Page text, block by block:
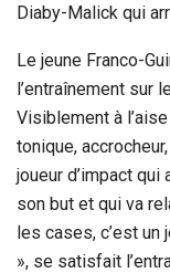
Diaby-Malick qui
Le jeune Franco-
l’entraînement sur
Visiblement à
tonique,
joueur d’impact
son but et qui va
les cases, c’est un
», se satisfait